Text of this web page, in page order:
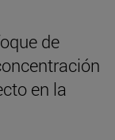
de
en la